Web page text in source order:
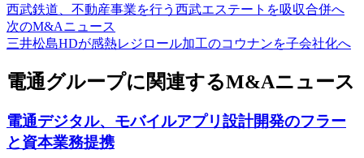
西武鉄道、不動産事業を行う西武エステートを吸収合併へ
次のM&Aニュース
三井松島HDが感熱レジロール加工のコウナンを子会社化へ
電通グループに関連するM&Aニュース
電通デジタル、モバイルアプリ設計開発のフラー
と資本業務提携